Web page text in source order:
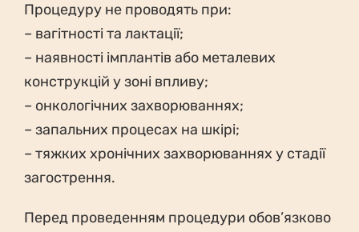
Процедуру не проводять при:
– вагітності та лактації;
– наявності імплантів або металевих
конструкцій у зоні впливу;
– онкологічних захворюваннях;
– запальних процесах на шкірі;
– тяжких хронічних захворюваннях у стадії
загострення.
Перед проведенням процедури обов’язково